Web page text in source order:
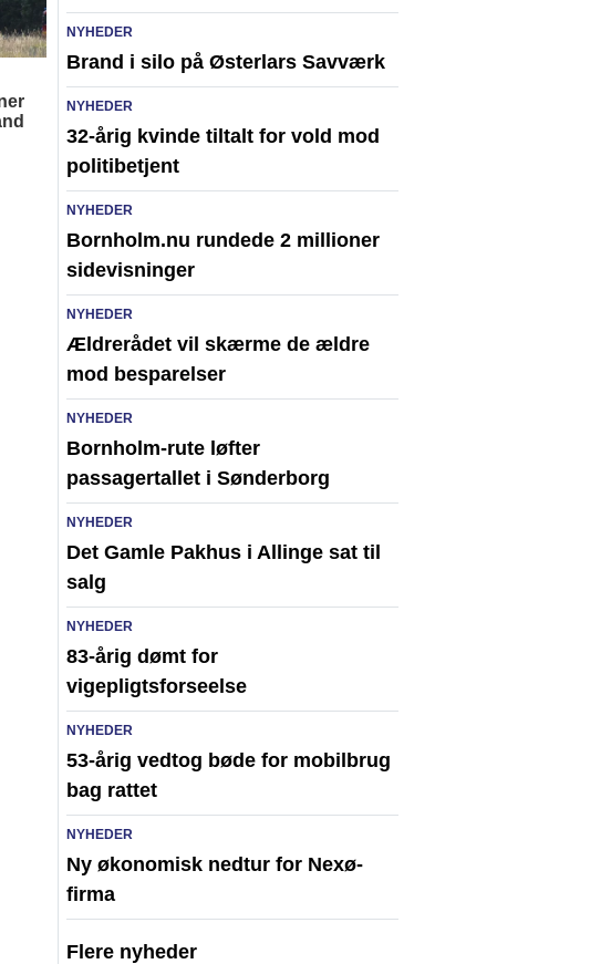
NYHEDER
Brand i silo på Østerlars Savværk
NYHEDER
32-årig kvinde tiltalt for vold mod
politibetjent
NYHEDER
Bornholm.nu rundede 2 millioner
sidevisninger
NYHEDER
Ældrerådet vil skærme de ældre
mod besparelser
NYHEDER
Bornholm-rute løfter
passagertallet i Sønderborg
NYHEDER
Det Gamle Pakhus i Allinge sat til
salg
NYHEDER
83-årig dømt for
vigepligtsforseelse
NYHEDER
53-årig vedtog bøde for mobilbrug
bag rattet
NYHEDER
Ny økonomisk nedtur for Nexø-
firma
Flere nyheder